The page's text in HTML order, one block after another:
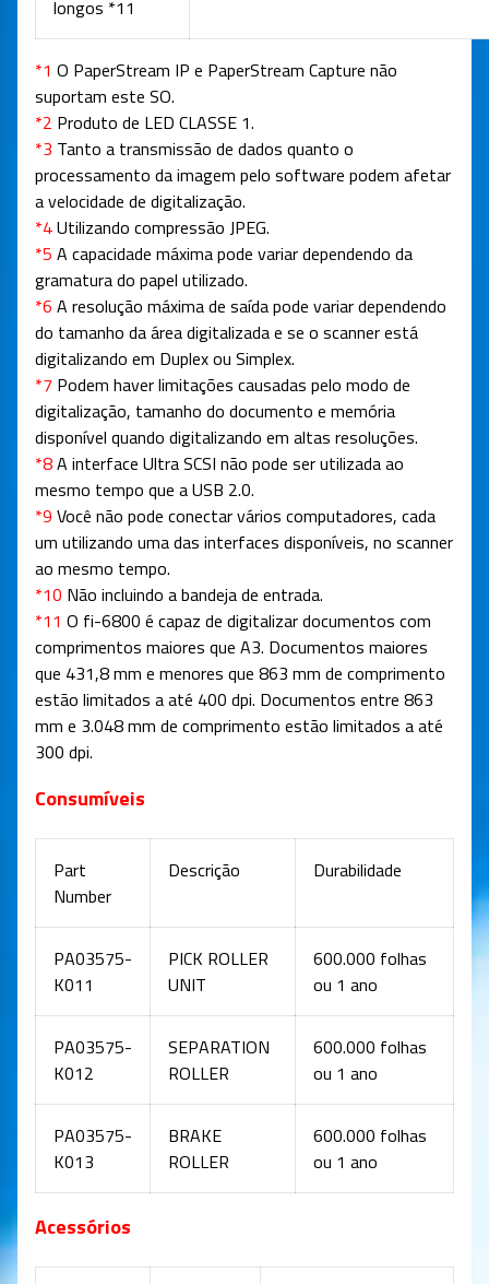
longos *11
*1 O PaperStream IP e PaperStream Capture não
suportam este SO.
*2 Produto de LED CLASSE 1.
*3 Tanto a transmissão de dados quanto o
processamento da imagem pelo software podem afetar
a velocidade de digitalização.
*4Utilizando compressão JPEG.
*5 A capacidade máxima pode variar dependendo da
gramatura do papel utilizado.
*6 A resolução máxima de saída pode variar dependendo
do tamanho da área digitalizada e se o scanner está
digitalizando em Duplex ou Simplex.
*7 Podem haver limitações causadas pelo modo de
digitalização, tamanho do documento e memória
disponível quando digitalizando em altas resoluções.
*8A interface Ultra SCSI não pode ser utilizada ao
mesmo tempo que a USB 2.0.
*9 Você não pode conectar vários computadores, cada
um utilizando uma das interfaces disponíveis, no scanner
ao mesmo tempo.
*10 Não incluindo a bandeja de entrada.
*11 O fi-6800 é capaz de digitalizar documentos com
comprimentos maiores que A3. Documentos maiores
que 431,8 mm e menores que 863 mm de comprimento
estão limitados a até 400 dpi. Documentos entre 863
mm e 3.048 mm de comprimento estão limitados a até
300 dpi.
Consumíveis
Part
Number
Descrição Durabilidade
PA03575-
K011
PICK ROLLER
UNIT
600.000 folhas
ou 1 ano
PA03575-
K012
SEPARATION
ROLLER
600.000 folhas
ou 1 ano
PA03575-
K013
BRAKE
ROLLER
600.000 folhas
ou 1 ano
Acessórios